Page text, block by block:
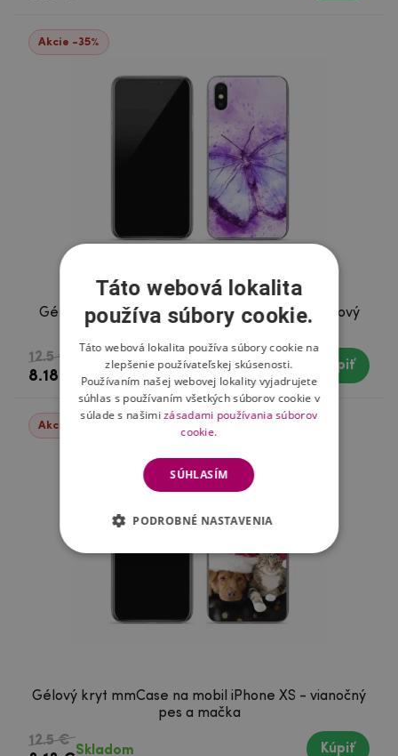
Akcie -35%
Gélový kryt mmCase na mobil iPhone XS - fialový
12.5 €
8.18 €
Skladom Kúpiť
Akcie -35%
Gélový kryt mmCase na mobil iPhone XS - vianočný
pes a mačka
12.5 €
Skladom Kúpiť
Táto webová lokalita
používa súbory cookie.
Táto webová lokalita používa súbory cookie na
zlepšenie používateľskej skúsenosti.
Používaním našej webovej lokality vyjadrujete
súhlas s používaním všetkých súborov cookie v
súlade s našimizásadami používania súborov
cookie.
SÚHLASÍM
PODROBNÉ NASTAVENIA